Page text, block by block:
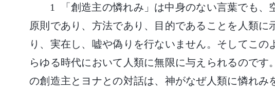
1 「創造主の憐れみ」は中身のない言葉でも、
原則であり、方法であり、目的であることを人類に
り、実在し、嘘や偽りを行ないません。そしてこの
らゆる時代において人類に無限に与えられるのです
の創造主とヨナとの対話は、神がなぜ人類に憐れみ